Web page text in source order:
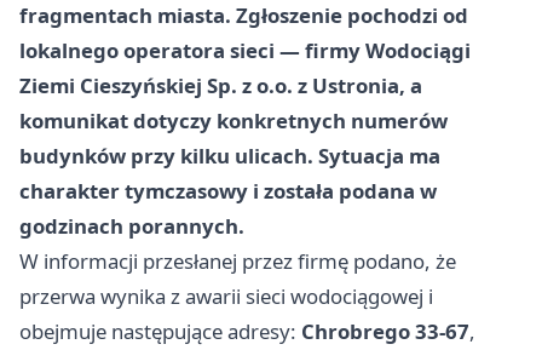
fragmentach miasta. Zgłoszenie pochodzi od
lokalnego operatora sieci — firmyWodociągi
Ziemi Cieszyńskiej Sp. z o.o. z Ustronia, a
komunikat dotyczy konkretnych numerów
budynków przy kilku ulicach. Sytuacja ma
charakter tymczasowy i została podana w
godzinach porannych.
W informacji przesłanej przez firmę podano, że
przerwa wynika z awarii sieci wodociągowej i
obejmuje następujące adresy: Chrobrego 33-67,